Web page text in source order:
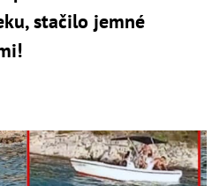
stačilo jemné